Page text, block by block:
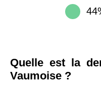
Quelle est la
Vaumoise ?